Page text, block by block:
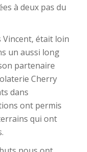
à deux pas du
Vincent, était loin
un aussi long
partenaire
Cherry
dans
ont permis
qui ont